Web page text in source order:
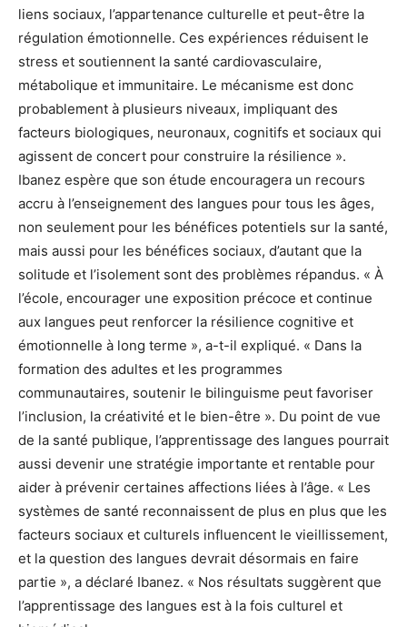
liens sociaux, l’appartenance culturelle et peut-être la
régulation émotionnelle. Ces expériences réduisent le
stress et soutiennent la santé cardiovasculaire,
métabolique et immunitaire. Le mécanisme est donc
probablement à plusieurs niveaux, impliquant des
facteurs biologiques, neuronaux, cognitifs et sociaux qui
agissent de concert pour construire la résilience ».
Ibanez espère que son étude encouragera un recours
accru à l’enseignement des langues pour tous les âges,
non seulement pour les bénéfices potentiels sur la santé,
mais aussi pour les bénéfices sociaux, d’autant que la
solitude et l’isolement sont des problèmes répandus. « À
l’école, encourager une exposition précoce et continue
aux langues peut renforcer la résilience cognitive et
émotionnelle à long terme », a-t-il expliqué. « Dans la
formation des adultes et les programmes
communautaires, soutenir le bilinguisme peut favoriser
l’inclusion, la créativité et le bien-être ». Du point de vue
de la santé publique, l’apprentissage des langues pourrait
aussi devenir une stratégie importante et rentable pour
aider à prévenir certaines affections liées à l’âge. « Les
systèmes de santé reconnaissent de plus en plus que les
facteurs sociaux et culturels influencent le vieillissement,
et la question des langues devrait désormais en faire
partie », a déclaré Ibanez. « Nos résultats suggèrent que
l’apprentissage des langues est à la fois culturel et